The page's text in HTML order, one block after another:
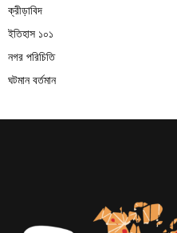
ক্রীড়াবিদ
ইতিহাস ১০১
নগর পরিচিতি
ঘটমান বর্তমান